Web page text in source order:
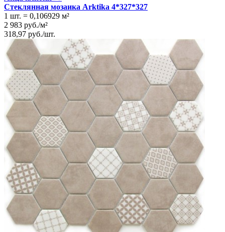
Стеклянная мозаика Arktika 4*327*327
1 шт. = 0,106929 м²
2 983 руб./м²
318,97 руб./шт.